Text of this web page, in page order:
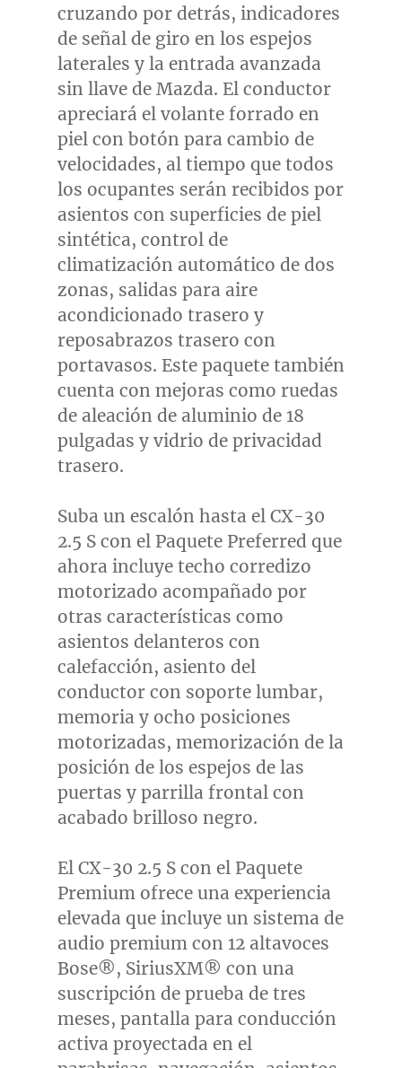
cruzando por detrás, indicadores
de señal de giro en los espejos
laterales y la entrada avanzada
sin llave de Mazda. El conductor
apreciará el volante forrado en
piel con botón para cambio de
velocidades, al tiempo que todos
los ocupantes serán recibidos por
asientos con superficies de piel
sintética, control de
climatización automático de dos
zonas, salidas para aire
acondicionado trasero y
reposabrazos trasero con
portavasos. Este paquete también
cuenta con mejoras como ruedas
de aleación de aluminio de 18
pulgadas y vidrio de privacidad
trasero.
Suba un escalón hasta el CX-30
2.5 S con el Paquete Preferred que
ahora incluye techo corredizo
motorizado acompañado por
otras características como
asientos delanteros con
calefacción, asiento del
conductor con soporte lumbar,
memoria y ocho posiciones
motorizadas, memorización de la
posición de los espejos de las
puertas y parrilla frontal con
acabado brilloso negro.
El CX-30 2.5 S con el Paquete
Premium ofrece una experiencia
elevada que incluye un sistema de
audio premium con 12 altavoces
Bose®, SiriusXM® con una
suscripción de prueba de tres
meses, pantalla para conducción
activa proyectada en el